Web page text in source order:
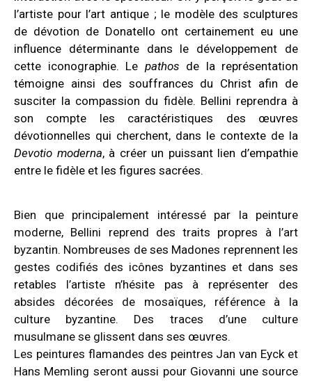
l’artiste pour l’art antique ; le modèle des sculptures
de dévotion de Donatello ont certainement eu une
influence déterminante dans le développement de
cette iconographie. Le pathos de la représentation
témoigne ainsi des souffrances du Christ afin de
susciter la compassion du fidèle. Bellini reprendra à
son compte les caractéristiques des œuvres
dévotionnelles qui cherchent, dans le contexte de la
Devotio moderna, à créer un puissant lien d’empathie
entre le fidèle et les figures sacrées.
Bien que principalement intéressé par la peinture
moderne, Bellini reprend des traits propres à l’art
byzantin. Nombreuses de ses Madones reprennent les
gestes codifiés des icônes byzantines et dans ses
retables l’artiste n’hésite pas à représenter des
absides décorées de mosaïques, référence à la
culture byzantine. Des traces d’une culture
musulmane se glissent dans ses œuvres.
Les peintures flamandes des peintres Jan van Eyck et
Hans Memling seront aussi pour Giovanni une source